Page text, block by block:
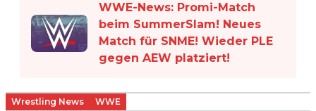
WWE-News: Promi-Match
beim SummerSlam! Neues
Match für SNME! Wieder PLE
gegen AEW platziert!
Wrestling News WWE